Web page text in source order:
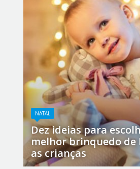
NATAL
Dez ideias para
melhor brinquedo de
as crianças